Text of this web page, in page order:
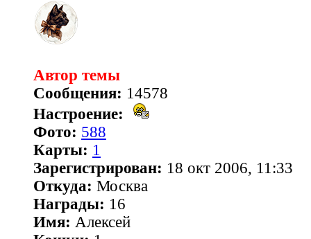
Автор темы
Сообщения: 14578
Настроение:
Фото: 588
Карты: 1
Зарегистрирован: 18 окт 2006, 11:33
Откуда: Москва
Награды: 16
Имя: Алексей